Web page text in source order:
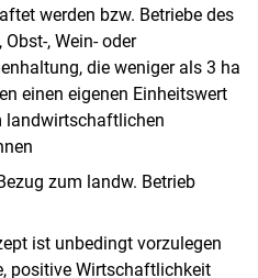
werden bzw. Betriebe des
, Wein- oder
die weniger als 3 ha
einen eigenen Einheitswert
landwirtschaftlichen
zum landw. Betrieb
ist unbedingt vorzulegen
positive Wirtschaftlichkeit